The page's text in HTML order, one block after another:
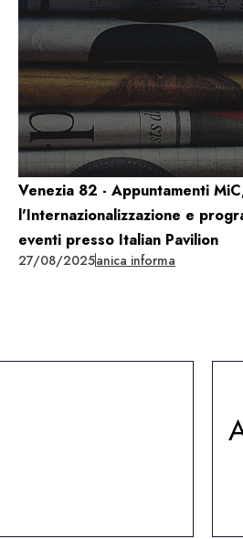
Venezia 82 - Appuntamenti
l'Internazionalizzazione e
eventi presso Italian Pavilion
27/08/2025anica informa